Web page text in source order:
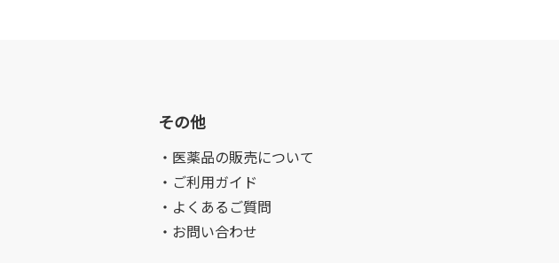
その他
・医薬品の販売について
・ご利用ガイド
・よくあるご質問
・お問い合わせ